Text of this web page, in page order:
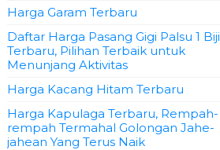
Harga Garam Terbaru
Daftar Harga Pasang Gigi Palsu 1 Biji
Terbaru, Pilihan Terbaik untuk
Menunjang Aktivitas
Harga Kacang Hitam Terbaru
Harga Kapulaga Terbaru, Rempah-
rempah Termahal Golongan Jahe-
jahean Yang Terus Naik